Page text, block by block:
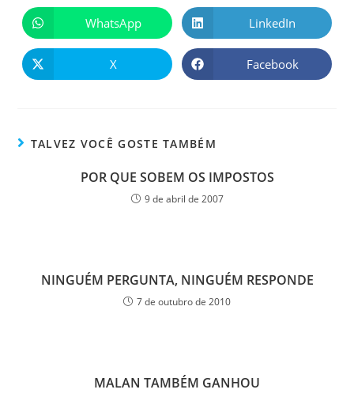
WhatsApp LinkedIn
X Facebook
TALVEZ VOCÊ GOSTE TAMBÉM
POR QUE SOBEM OS IMPOSTOS
9 de abril de 2007
NINGUÉM PERGUNTA, NINGUÉM RESPONDE
7 de outubro de 2010
MALAN TAMBÉM GANHOU